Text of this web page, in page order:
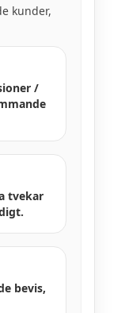
kunder,
/
tvekar
bevis,